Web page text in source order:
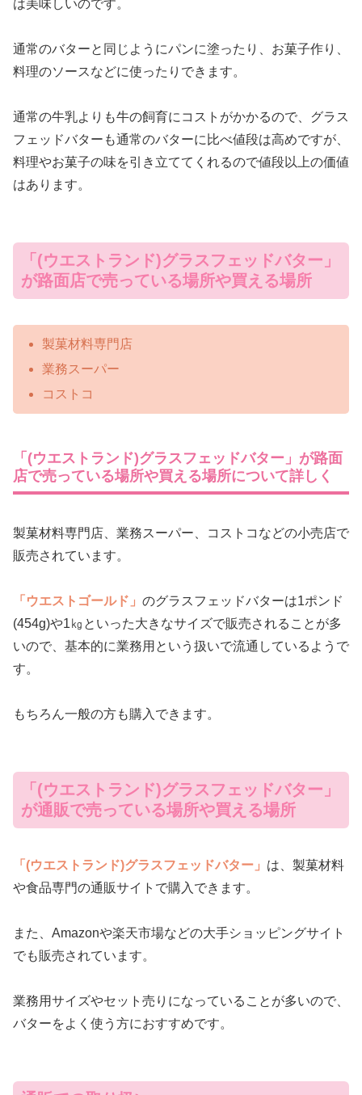
は美味しいのです。
通常のバターと同じようにパンに塗ったり、お菓子作り、
料理のソースなどに使ったりできます。
通常の牛乳よりも牛の飼育にコストがかかるので、グラス
フェッドバターも通常のバターに比べ値段は高めですが、
料理やお菓子の味を引き立ててくれるので値段以上の価値
はあります。
「(ウエストランド)グラスフェッドバター」
が路面店で売っている場所や買える場所
製菓材料専門店
業務スーパー
コストコ
「(ウエストランド)グラスフェッドバター」が路面
店で売っている場所や買える場所について詳しく
製菓材料専門店、業務スーパー、コストコなどの小売店で
販売されています。
「ウエストゴールド」 のグラスフェッドバターは1ポンド
(454g)や1㎏といった大きなサイズで販売されることが多
いので、基本的に業務用という扱いで流通しているようで
す。
もちろん一般の方も購入できます。
「(ウエストランド)グラスフェッドバター」
が通販で売っている場所や買える場所
「(ウエストランド)グラスフェッドバター」 は、製菓材料
や食品専門の通販サイトで購入できます。
また、Amazonや楽天市場などの大手ショッピングサイト
でも販売されています。
業務用サイズやセット売りになっていることが多いので、
バターをよく使う方におすすめです。